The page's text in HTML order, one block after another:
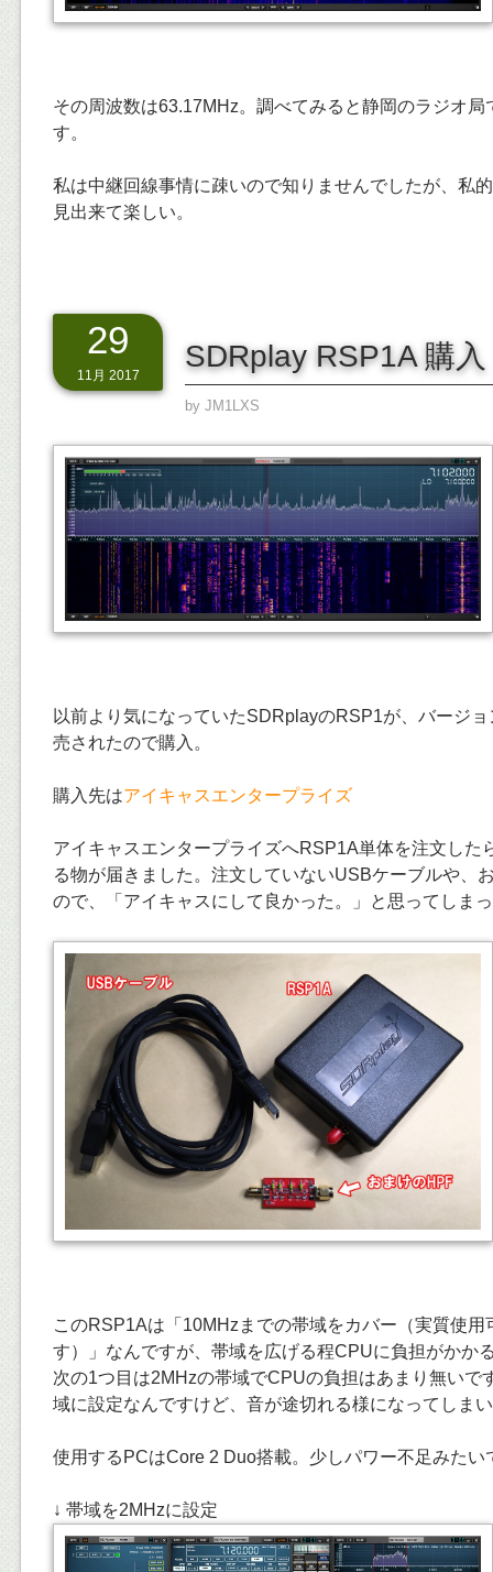
その周波数は63.17MHz。調べてみると静岡のラジオ局
す。
私は中継回線事情に疎いので知りませんでしたが、私
見出来て楽しい。
29
11月 2017
SDRplay RSP1A 購入
by JM1LXS
以前より気になっていたSDRplayのRSP1が、バージ
売されたので購入。
購入先はアイキャスエンタープライズ
アイキャスエンタープライズへRSP1A単体を注文した
る物が届きました。注文していないUSBケーブルや、
ので、「アイキャスにして良かった。」と思ってしま
このRSP1Aは「10MHzまでの帯域をカバー（実質使用
す）」なんですが、帯域を広げる程CPUに負担がかか
次の1つ目は2MHzの帯域でCPUの負担はあまり無いで
域に設定なんですけど、音が途切れる様になってしま
使用するPCはCore 2 Duo搭載。少しパワー不足みたい
↓ 帯域を2MHzに設定